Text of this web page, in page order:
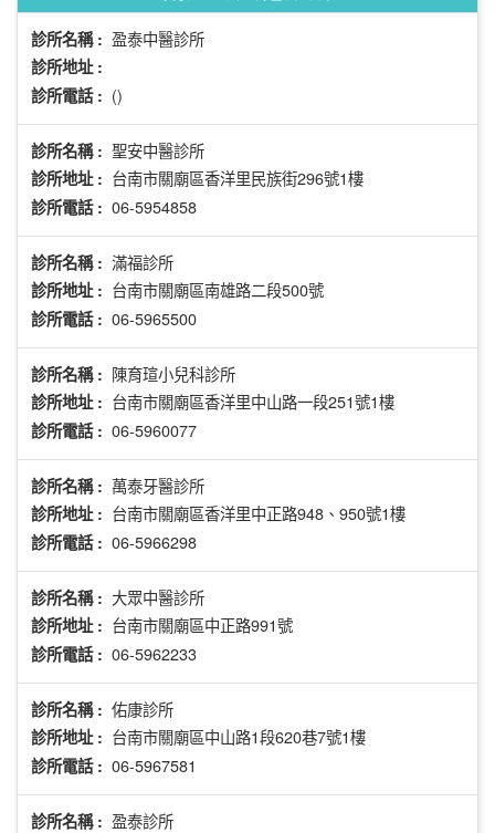
診所名稱 : 盈泰中醫診所
診所地址 :
診所電話 : ()
診所名稱 : 聖安中醫診所
診所地址 : 台南市關廟區香洋里民族街296號1樓
診所電話 : 06-5954858
診所名稱 : 滿福診所
診所地址 : 台南市關廟區南雄路二段500號
診所電話 : 06-5965500
診所名稱 : 陳育瑄小兒科診所
診所地址 : 台南市關廟區香洋里中山路一段251號1樓
診所電話 : 06-5960077
診所名稱 : 萬泰牙醫診所
診所地址 : 台南市關廟區香洋里中正路948、950號1樓
診所電話 : 06-5966298
診所名稱 : 大眾中醫診所
診所地址 : 台南市關廟區中正路991號
診所電話 : 06-5962233
診所名稱 : 佑康診所
診所地址 : 台南市關廟區中山路1段620巷7號1樓
診所電話 : 06-5967581
診所名稱 : 盈泰診所